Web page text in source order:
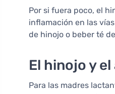
Por si fuera poco, el
inflamación en las
de hinojo o beber té
El hinojo y
Para las madres